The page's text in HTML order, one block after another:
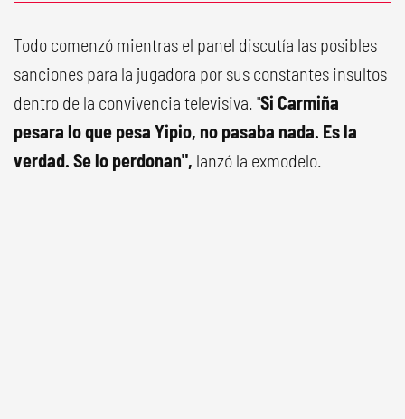
Todo comenzó mientras el panel discutía las posibles
sanciones para la jugadora por sus constantes insultos
dentro de la convivencia televisiva. "Si Carmiña
pesara lo que pesa Yipio, no pasaba nada. Es la
verdad. Se lo perdonan", lanzó la exmodelo.